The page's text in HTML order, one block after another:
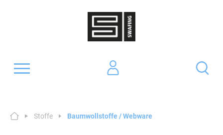
Stoffe Baumwollstoffe / Webware